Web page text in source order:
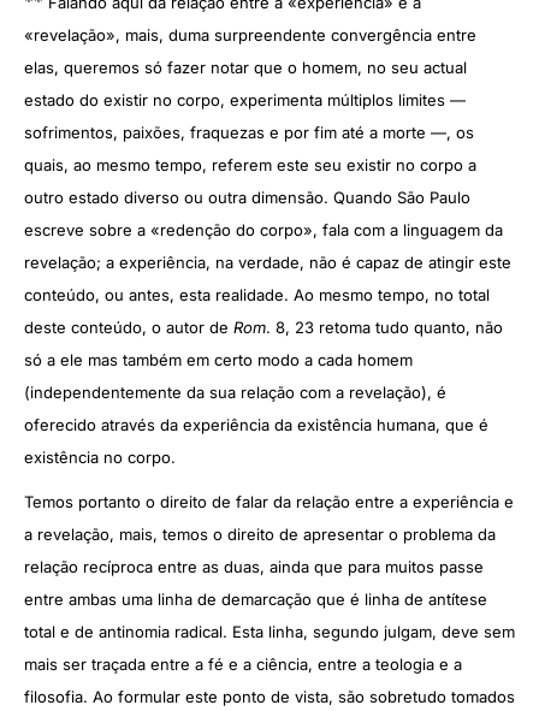
«revelação», mais, duma surpreendente convergência entre
elas, queremos só fazer notar que o homem, no seu actual
estado do existir no corpo, experimenta múltiplos limites —
sofrimentos, paixões, fraquezas e por fim até a morte —, os
quais, ao mesmo tempo, referem este seu existir no corpo a
outro estado diverso ou outra dimensão. Quando São Paulo
escreve sobre a «redenção do corpo», fala com a linguagem da
revelação; a experiência, na verdade, não é capaz de atingir este
conteúdo, ou antes, esta realidade. Ao mesmo tempo, no total
deste conteúdo, o autor de Rom. 8, 23 retoma tudo quanto, não
só a ele mas também em certo modo a cada homem
(independentemente da sua relação com a revelação), é
oferecido através da experiência da existência humana, que é
existência no corpo.
Temos portanto o direito de falar da relação entre a experiência e
a revelação, mais, temos o direito de apresentar o problema da
relação recíproca entre as duas, ainda que para muitos passe
entre ambas uma linha de demarcação que é linha de antítese
total e de antinomia radical. Esta linha, segundo julgam, deve sem
mais ser traçada entre a fé e a ciência, entre a teologia e a
filosofia. Ao formular este ponto de vista, são sobretudo tomados